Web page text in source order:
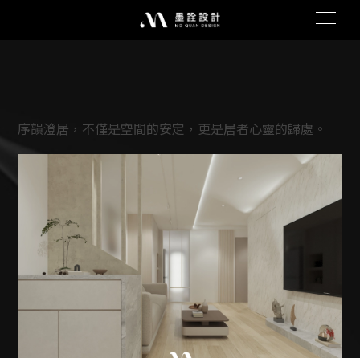
序韻澄居，不僅是空間的安定，更是居者心靈的歸處。